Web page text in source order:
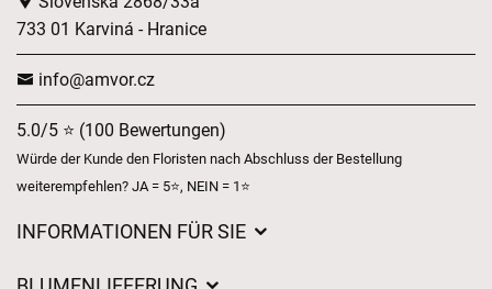
733 01 Karviná - Hranice
info@amvor.cz
5.0/5 ⭐ (100 Bewertungen)
Würde der Kunde den Floristen nach Abschluss der Bestellung
weiterempfehlen? JA = 5⭐, NEIN = 1⭐
INFORMATIONEN FÜR SIE